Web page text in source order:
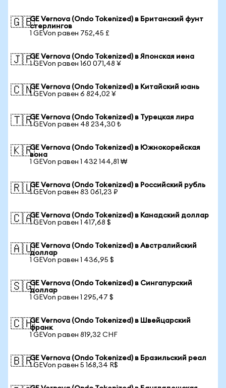
🇬🇧GE Vernova (Ondo Tokenized) в Британский фунт
стерлингов
1 GEVon равен 752,45 £
🇯🇵GE Vernova (Ondo Tokenized) в Японская иена
1 GEVon равен 160 071,48 ¥
🇨🇳GE Vernova (Ondo Tokenized) в Китайский юань
1 GEVon равен 6 824,02 ¥
🇹🇷GE Vernova (Ondo Tokenized) в Турецкая лира
1 GEVon равен 48 234,30 ₺
🇰🇷GE Vernova (Ondo Tokenized) в Южнокорейская
вона
1 GEVon равен 1 432 144,81 ₩
🇷🇺GE Vernova (Ondo Tokenized) в Российский рубль
1 GEVon равен 83 061,23 ₽
🇨🇦GE Vernova (Ondo Tokenized) в Канадский доллар
1 GEVon равен 1 417,68 $
🇦🇺GE Vernova (Ondo Tokenized) в Австралийский
доллар
1 GEVon равен 1 436,95 $
🇸🇬GE Vernova (Ondo Tokenized) в Сингапурский
доллар
1 GEVon равен 1 295,47 $
🇨🇭GE Vernova (Ondo Tokenized) в Швейцарский
франк
1 GEVon равен 819,32 CHF
🇧🇷GE Vernova (Ondo Tokenized) в Бразильский реал
1 GEVon равен 5 168,34 R$